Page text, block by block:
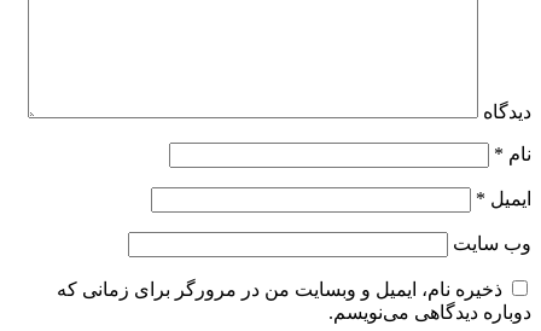
دیدگاه
نام *
ایمیل *
وب‌ سایت
ذخیره نام، ایمیل و وبسایت من در مرورگر برای زمانی که
دوباره دیدگاهی می‌نویسم.